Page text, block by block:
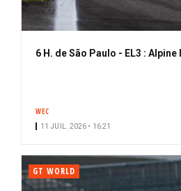
6 H. de São Paulo - EL3 :
WEC
11 JUIL. 2026 • 16:21
GT WORLD